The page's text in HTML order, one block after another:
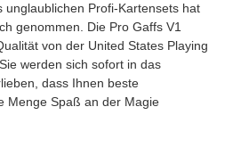
unglaublichen Profi-Kartensets hat
genommen. Die Pro Gaffs V1
von der United States Playing
werden sich sofort in das
dass Ihnen beste
Menge Spaß an der Magie